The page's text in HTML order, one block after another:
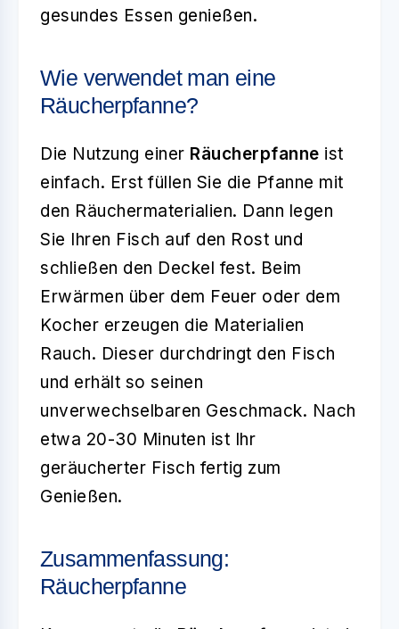
gesundes Essen genießen.
Wie verwendet man eine
Räucherpfanne?
Die Nutzung einer Räucherpfanne ist
einfach. Erst füllen Sie die Pfanne mit
den Räuchermaterialien. Dann legen
Sie Ihren Fisch auf den Rost und
schließen den Deckel fest. Beim
Erwärmen über dem Feuer oder dem
Kocher erzeugen die Materialien
Rauch. Dieser durchdringt den Fisch
und erhält so seinen
unverwechselbaren Geschmack. Nach
etwa 20-30 Minuten ist Ihr
geräucherter Fisch fertig zum
Genießen.
Zusammenfassung:
Räucherpfanne